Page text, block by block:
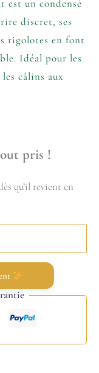
est un condensé
discret, ses
rigolotes en font
Idéal pour les
câlins aux
pris !
qu’il revient en